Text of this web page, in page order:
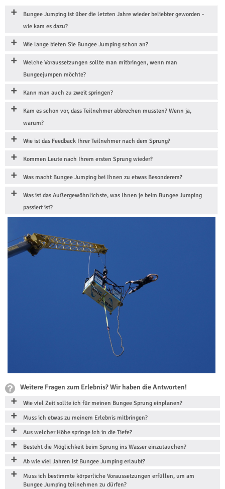
Bungee Jumping ist über die letzten Jahre wieder beliebter geworden -
wie kam es dazu?
Wie lange bieten Sie Bungee Jumping schon an?
Welche Voraussetzungen sollte man mitbringen, wenn man
Bungeejumpen möchte?
Kann man auch zu zweit springen?
Kam es schon vor, dass Teilnehmer abbrechen mussten? Wenn ja,
warum?
Wie ist das Feedback Ihrer Teilnehmer nach dem Sprung?
Kommen Leute nach Ihrem ersten Sprung wieder?
Was macht Bungee Jumping bei Ihnen zu etwas Besonderem?
Was ist das Außergewöhnlichste, was Ihnen je beim Bungee Jumping
passiert ist?
Weitere Fragen zum Erlebnis? Wir haben die Antworten!
Wie viel Zeit sollte ich für meinen Bungee Sprung einplanen?
Muss ich etwas zu meinem Erlebnis mitbringen?
Aus welcher Höhe springe ich in die Tiefe?
Besteht die Möglichkeit beim Sprung ins Wasser einzutauchen?
Ab wie viel Jahren ist Bungee Jumping erlaubt?
Muss ich bestimmte körperliche Voraussetzungen erfüllen, um am
Bungee Jumping teilnehmen zu dürfen?